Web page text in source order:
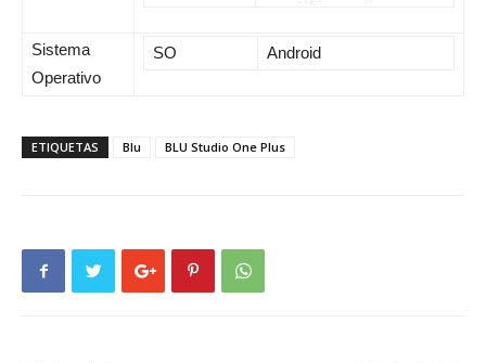
Sistema
Operativo
SO Android
ETIQUETAS Blu BLU Studio One Plus